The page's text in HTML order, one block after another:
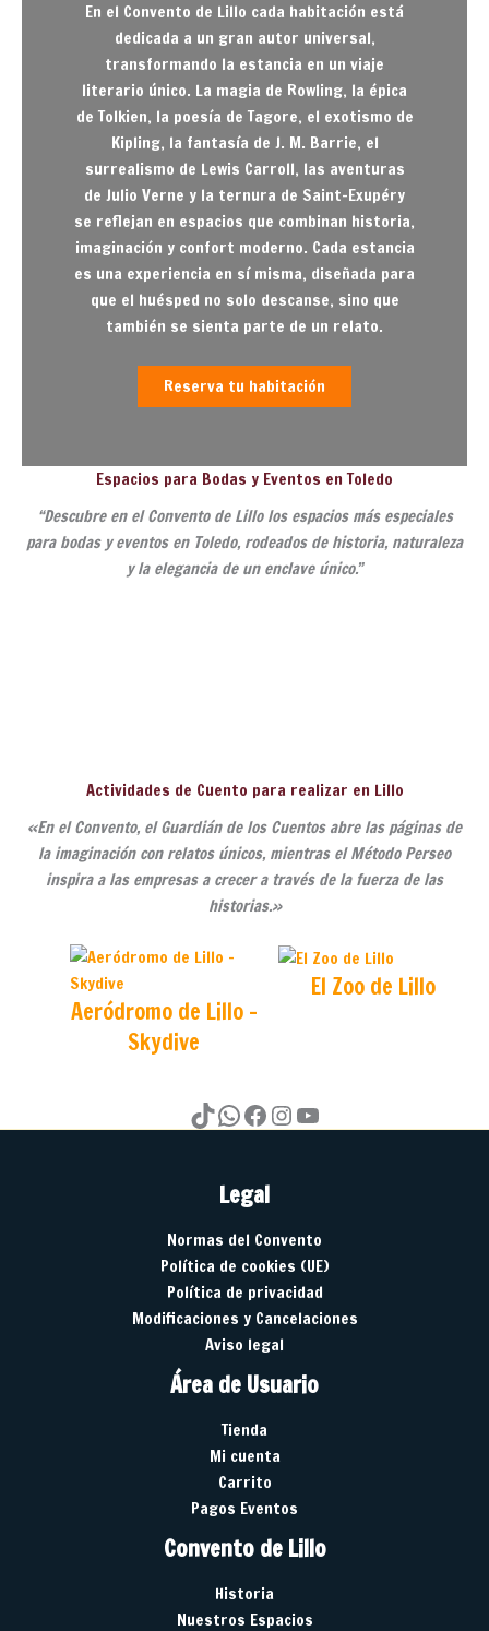
En el Convento de Lillo cada habitación está
dedicada a un gran autor universal,
transformando la estancia en un viaje
literario único. La magia de Rowling, la épica
de Tolkien, la poesía de Tagore, el exotismo de
Kipling, la fantasía de J. M. Barrie, el
surrealismo de Lewis Carroll, las aventuras
de Julio Verne y la ternura de Saint-Exupéry
se reflejan en espacios que combinan historia,
imaginación y confort moderno. Cada estancia
es una experiencia en sí misma, diseñada para
que el huésped no solo descanse, sino que
también se sienta parte de un relato.
Reserva tu habitación
Espacios para Bodas y Eventos en Toledo
“Descubre en el Convento de Lillo los espacios más especiales
para bodas y eventos en Toledo, rodeados de historia, naturaleza
y la elegancia de un enclave único.”
Actividades de Cuento para realizar en Lillo
«En el Convento, el Guardián de los Cuentos abre las páginas de
la imaginación con relatos únicos, mientras el Método Perseo
inspira a las empresas a crecer a través de la fuerza de las
historias.»
Aeródromo de Lillo -
Skydive
El Zoo de Lillo
TIk TokWhatsapp
Instagram
Instagram
Youtube
Legal
Normas del Convento
Política de cookies (UE)
Política de privacidad
Modificaciones y Cancelaciones
Aviso legal
Área de Usuario
Tienda
Mi cuenta
Carrito
Pagos Eventos
Convento de Lillo
Historia
Nuestros Espacios